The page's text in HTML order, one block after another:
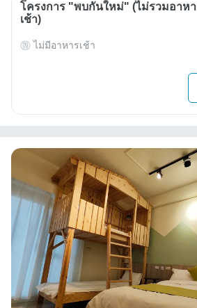
โครงการ "พบกันใหม่" (ไม่รวมอาห
เช้า)
ไม่มีอาหารเช้า